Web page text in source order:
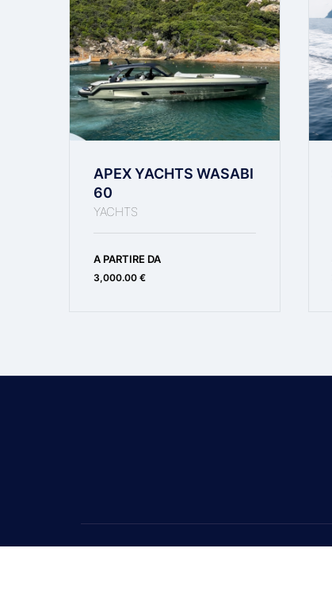
Prendisole Di Poppa
Prendisole Di Prua
APEX YACHTS WASABI
60
YACHTS
A PARTIRE DA
3,000.00 €